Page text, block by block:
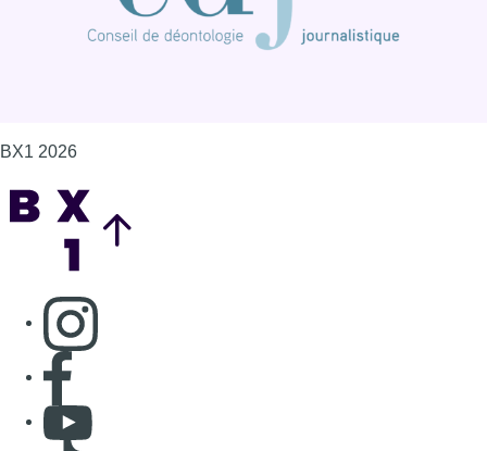
BX1 2026
Consulter page Instagram
Consulter page Facebook
Consulter Youtube